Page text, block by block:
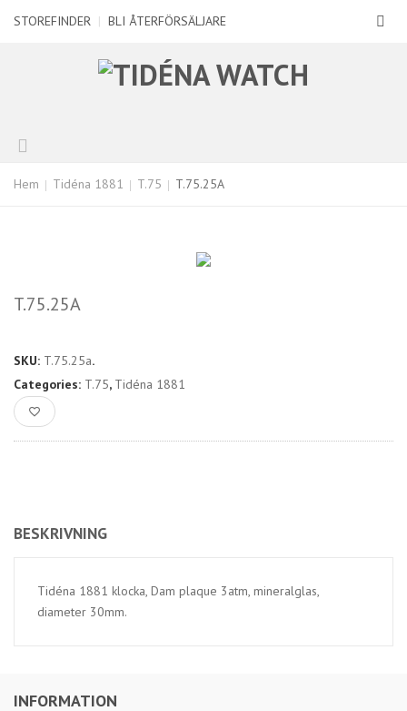
STOREFINDER | BLI ÅTERFÖRSÄLJARE
Hem Tidéna 1881 T.75 T.75.25A
INFORMATION
T.75.25A
SKU: T.75.25a.
Categories: T.75, Tidéna 1881
BESKRIVNING
Tidéna 1881 klocka, Dam plaque 3atm, mineralglas,
diameter 30mm.